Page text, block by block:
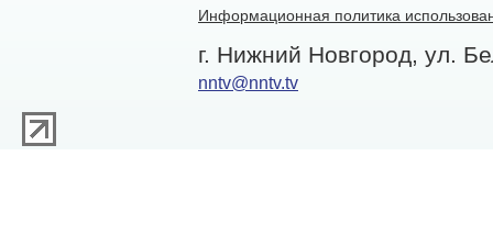
Информационная политика
г. Нижний Новгород, ул.
nntv@nntv.tv